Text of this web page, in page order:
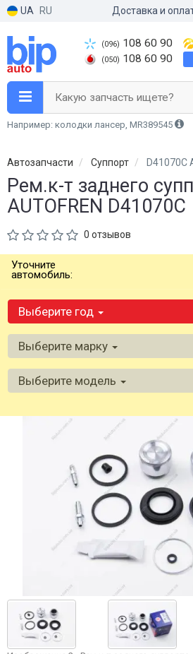
UA RU Доставка и
(096) 108 60 90
(050) 108 60 90
Какую запчасть ищете?
Например: колодки лансер, MR389545
Автозапчасти Суппорт D41070C
Рем.к-т заднего
AUTOFREN D41070C
0 отзывов
Уточните
автомобиль:
Выберите год
Выберите марку
Выберите модель